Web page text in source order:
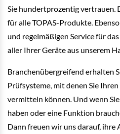
Sie hundertprozentig vertrauen.
für alle TOPAS-Produkte.
und regelmäßigen Service für
aller Ihrer Geräte aus unserem
Branchenübergreifend erhalten
Prüfsysteme, mit denen Sie
vermitteln können. Und wenn
haben oder eine Funktion
Dann freuen wir uns darauf, ihre